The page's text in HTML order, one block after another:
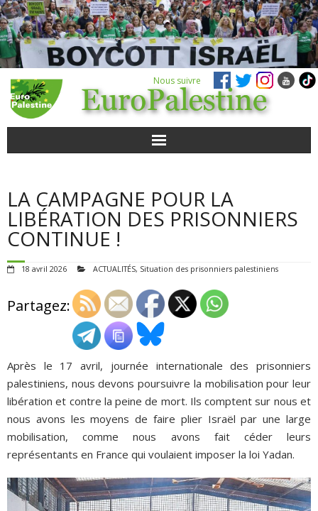
Nous suivre
POUR AGIR
AGENDA
QUI SOMMES-NOUS ?
ADHÉSIONS, DONS, CONTACT
LA CAMPAGNE POUR LA
LIBÉRATION DES PRISONNIERS
CONTINUE !
18 avril 2026 ACTUALITÉS, Situation des prisonniers palestiniens
Partagez:
Après le 17 avril, journée internationale des prisonniers
palestiniens, nous devons poursuivre la mobilisation pour leur
libération et contre la peine de mort. Ils comptent sur nous et
nous avons les moyens de faire plier Israël par une large
mobilisation, comme nous avons fait céder leurs
représentants en France qui voulaient imposer la loi Yadan.